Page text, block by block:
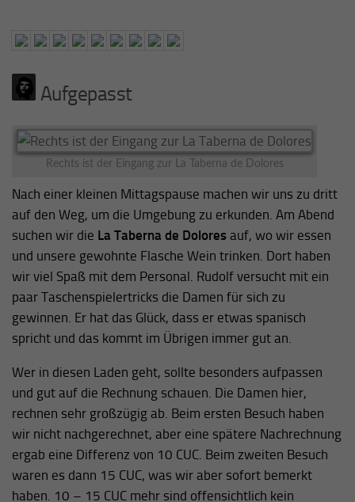
Aufgepasst
Rechts ist der Eingang zur La Taberna de Dolores
Nach einer kleinen Mittagspause machen wir uns zu dritt
auf den Weg, um die Umgebung zu erkunden. Am Abend
suchen wir die La Taberna de Dolores auf, wo wir essen
und unsere gewohnte Flasche Wein trinken. Dort haben
wir viel Spaß mit dem Personal. Rudolf versucht mit ein
paar Taschenspielertricks die Damen für sich zu
gewinnen. Er hat das Glück, dass er etwas spanisch
spricht und das kommt im Übrigen immer gut an.
Wer in diesen Laden geht, sollte besonders aufpassen
und gut auf die Rechnung schauen. Die Damen hier,
rechnen sehr großzügig ab. Beim ersten Besuch haben
wir nicht nachgerechnet, aber eine spätere Nachrechnung
ergab eine Differenz von 10 CUC. Beim zweiten Besuch
waren es dann 15 CUC, was wir aber sofort bemerkt
haben. 10 – 15 CUC mehr sind offensichtlich kein